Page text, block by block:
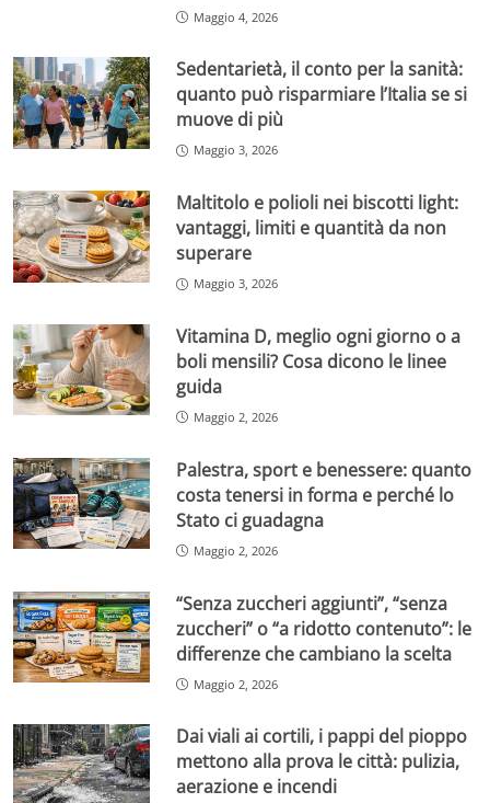
Maggio 4, 2026
Sedentarietà, il conto per la sanità:
quanto può risparmiare l’Italia se si
muove di più
Maggio 3, 2026
Maltitolo e polioli nei biscotti light:
vantaggi, limiti e quantità da non
superare
Maggio 3, 2026
Vitamina D, meglio ogni giorno o a
boli mensili? Cosa dicono le linee
guida
Maggio 2, 2026
Palestra, sport e benessere: quanto
costa tenersi in forma e perché lo
Stato ci guadagna
Maggio 2, 2026
“Senza zuccheri aggiunti”, “senza
zuccheri” o “a ridotto contenuto”: le
differenze che cambiano la scelta
Maggio 2, 2026
Dai viali ai cortili, i pappi del pioppo
mettono alla prova le città: pulizia,
aerazione e incendi